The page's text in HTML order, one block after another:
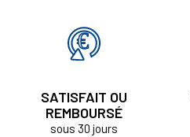
SATISFAIT OU
REMBOURSÉ
sous 30 jours